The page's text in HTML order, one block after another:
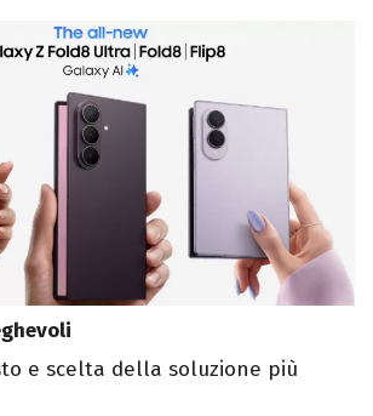
e scelta della soluzione più